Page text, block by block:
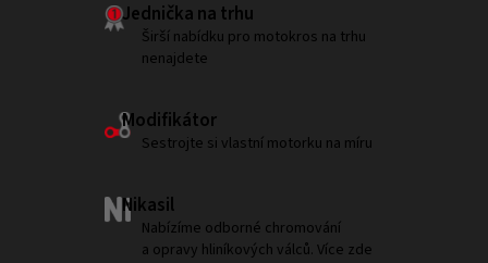
Jednička na trhu
Širší nabídku pro motokros na trhu
nenajdete
Modifikátor
Sestrojte si vlastní motorku na míru
Nikasil
Nabízíme odborné chromování
a opravy hliníkových válců. Více zde